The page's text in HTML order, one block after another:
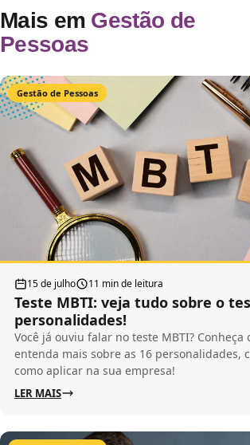
Mais em Gestão de
Pessoas
Gestão de Pessoas
15 de julho 11 min de leitura
Teste MBTI: veja tudo sobre o
personalidades!
Você já ouviu falar no teste MBTI? Conheça
entenda mais sobre as 16 personalidades,
como aplicar na sua empresa!
LER MAIS